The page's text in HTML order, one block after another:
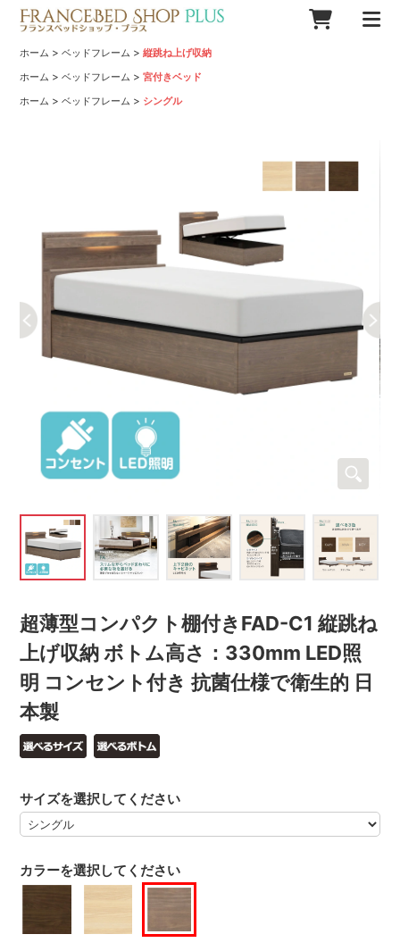
ホーム >ベッドフレーム >縦跳ね上げ収納
ホーム >ベッドフレーム >宮付きベッド
ホーム >ベッドフレーム > シングル
超薄型コンパクト棚付きFAD-C1 縦跳ね
上げ収納 ボトム高さ：330mm LED照
明 コンセント付き 抗菌仕様で衛生的 日
本製
カラーを選択してください
サイズを選択してください